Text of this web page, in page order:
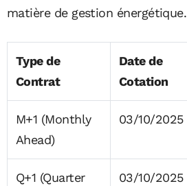
matière de gestion énergétique.
Type de
Contrat
Date de
Cotation
M+1 (Monthly
Ahead)
03/10/2025
Q+1 (Quarter
03/10/2025